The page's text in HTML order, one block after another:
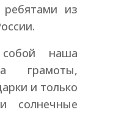
из
наша
грамоты,
и только
солнечные